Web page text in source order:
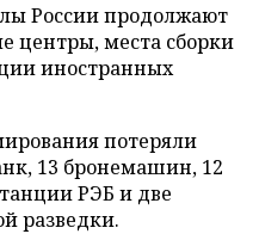
России продолжают
центры, места сборки
иностранных
потеряли
13 бронемашин, 12
РЭБ и две
разведки.